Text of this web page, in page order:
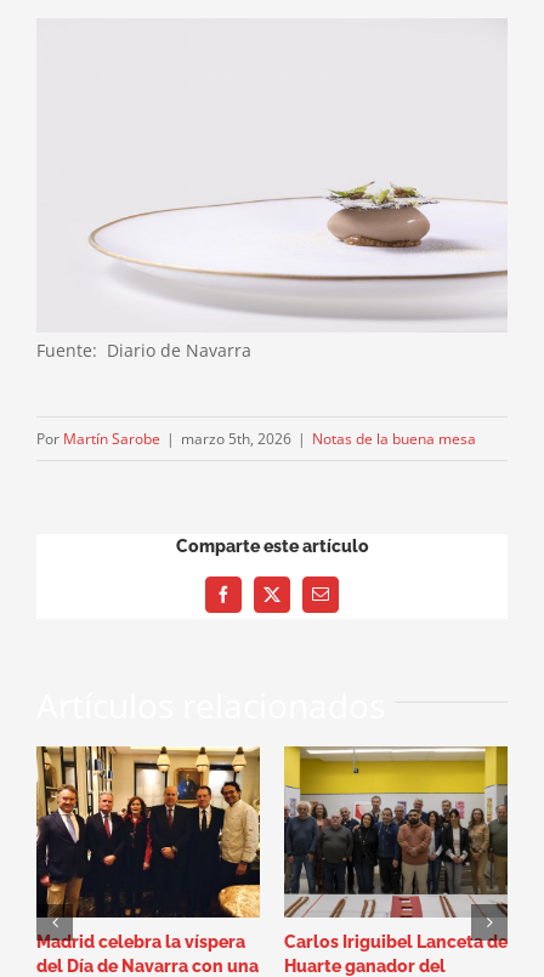
Fuente: Diario de Navarra
Por Martín Sarobe | marzo 5th, 2026 | Notas de la buena mesa
Comparte este artículo
Facebook
X
Correo
electrónico
Madrid celebra la víspera
del Día de Navarra con una
Carlos Iriguibel Lanceta de
Huarte ganador del